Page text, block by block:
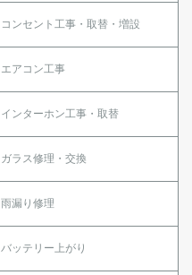
コンセント工事・取替・増設
エアコン工事
インターホン工事・取替
ガラス修理・交換
雨漏り修理
バッテリー上がり